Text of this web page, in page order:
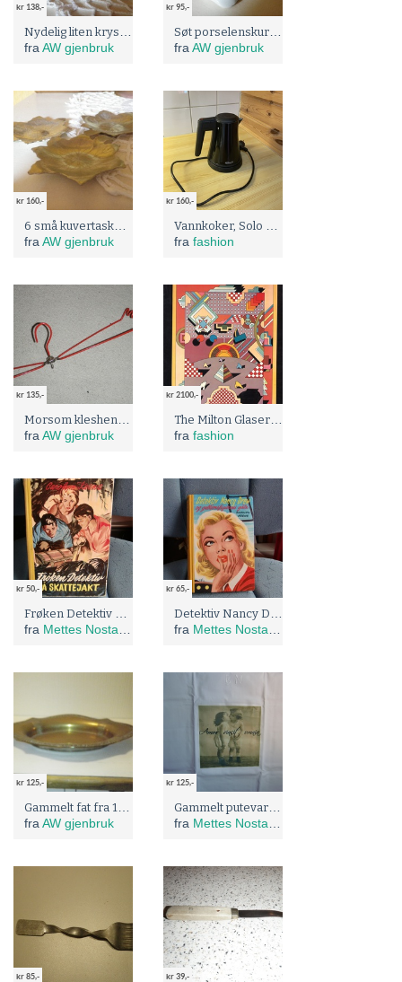
kr 138,-
fra AW gjenbruk
kr 95,-
fra AW gjenbruk
kr 160,-
fra AW gjenbruk
kr 160,-
fra fashion
kr 135,-
fra AW gjenbruk
kr 2100,-
fra fashion
kr 50,-
fra Mettes Nostalgikammers
kr 65,-
fra Mettes Nostalgikammers
kr 125,-
fra AW gjenbruk
kr 125,-
fra Mettes Nostalgikammers
kr 85,- kr 39,-